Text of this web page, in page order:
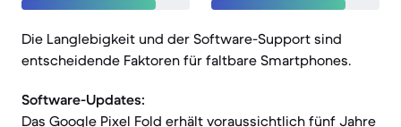
Die Langlebigkeit und der Software-Support sind
entscheidende Faktoren für faltbare Smartphones.
Software-Updates:
Das Google Pixel Fold erhält voraussichtlich fünf Jahre